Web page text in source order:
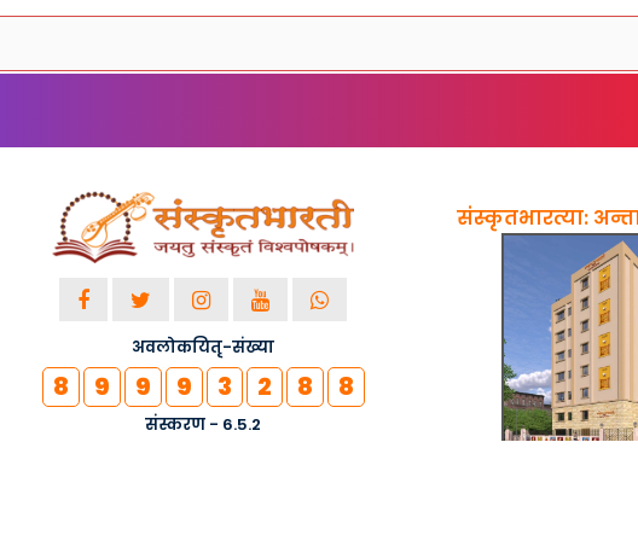
अवलोकयितृ-संख्या
8 9 9 9 3 2 8 8
संस्करण - 6.5.2
संस्कृतभारत्या: